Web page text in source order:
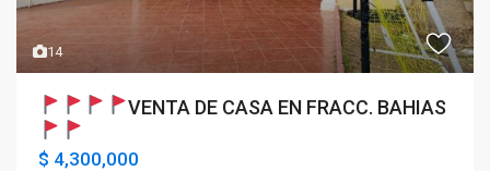
14
VENTA DE CASA EN FRACC. BAHIAS
$ 4,300,000